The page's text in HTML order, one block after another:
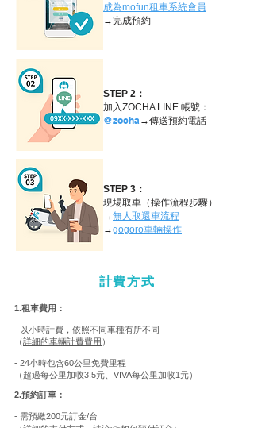
成為mofun租車系統會員
→完成預約
STEP 2：
加入ZOCHA LINE 帳號：
@zocha→傳送預約電話
STEP 3：
現場取車（操作流程步驟）
→無人取還車流程
→gogoro車輛操作
計費方式
1.租車費用：
- 以小時計費，依照不同車種有所不同
（詳細的車輛計費費用 ）
- 24小時包含60公里免費里程
（超過每公里加收3.5元、 VIVA每公里加收1元）
2.預約訂車：
- 需預繳200元訂金/台